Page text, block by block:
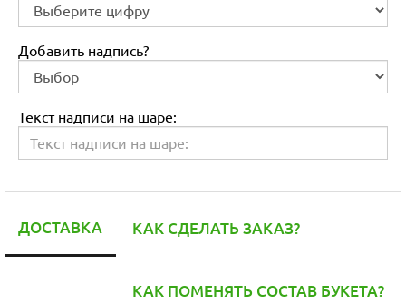
Добавить надпись?
Текст надписи на шаре:
ДОСТАВКА КАК СДЕЛАТЬ ЗАКАЗ?
КАК ПОМЕНЯТЬ СОСТАВ БУКЕТА?